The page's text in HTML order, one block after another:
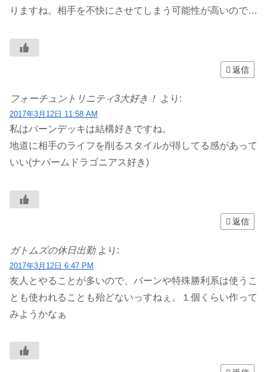
りますね。相手を不快にさせてしまう可能性が高いので…
返信
フォーチュントリニティ3大好き！ より:
2017年3月12日 11:58 AM
私はバーンデッキは結構好きですね。
地道に相手のライフを削るスタイルが得してる感があって
いい(ナパームドラゴニアス好き)
返信
ガトムズの休日出勤 より:
2017年3月12日 6:47 PM
友人とやることが多いので、バーンや特殊勝利系は使うこ
とも使われることも殆どないっすねぇ。１個くらい作って
みようかなぁ